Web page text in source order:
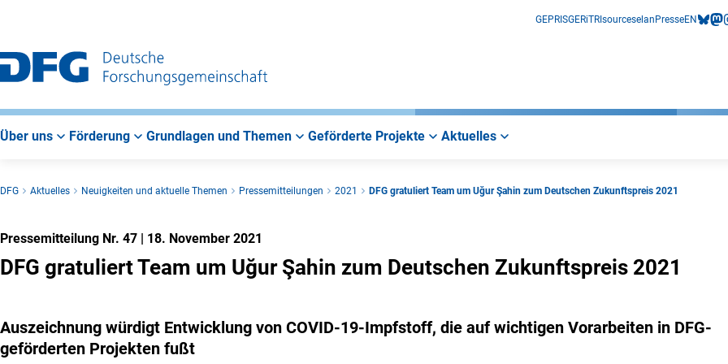
GEPRISGERiTRIsourceselan PresseEN
Über uns Förderung Grundlagen und Themen Geförderte Projekte Aktuelles
DFG Aktuelles Neuigkeiten und aktuelle Themen Pressemitteilungen 2021 DFG gratuliert Team um Uğur Şahin zum Deutschen Zukunftspreis 2021
Pressemitteilung Nr. 47 | 18. November 2021
DFG gratuliert Team um Uğur Şahin zum Deutschen Zukunftspreis 2021
Auszeichnung würdigt Entwicklung von COVID-19-Impfstoff, die auf wichtigen Vorarbeiten in DFG-
geförderten Projekten fußt